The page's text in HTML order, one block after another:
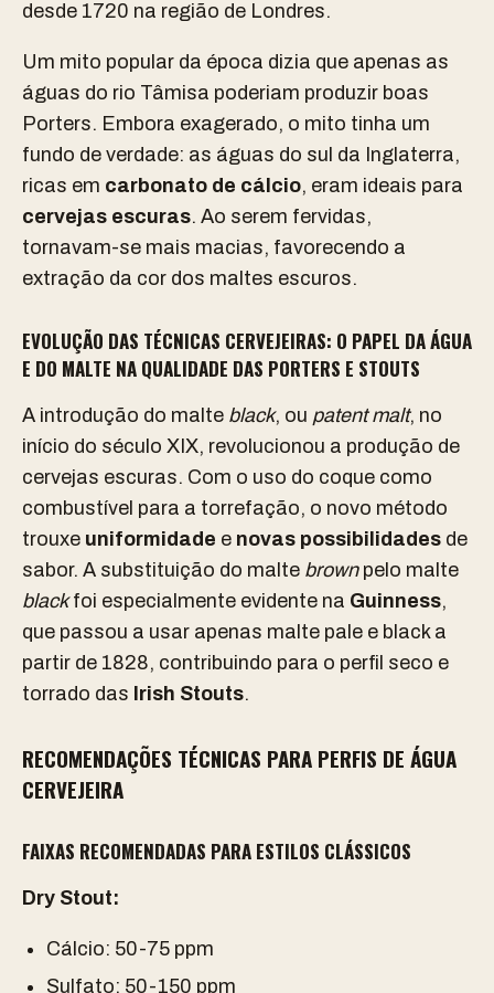
desde 1720 na região de Londres.
Um mito popular da época dizia que apenas as
águas do rio Tâmisa poderiam produzir boas
Porters. Embora exagerado, o mito tinha um
fundo de verdade: as águas do sul da Inglaterra,
ricas em carbonato de cálcio, eram ideais para
cervejas escuras. Ao serem fervidas,
tornavam-se mais macias, favorecendo a
extração da cor dos maltes escuros.
EVOLUÇÃO DAS TÉCNICAS CERVEJEIRAS: O PAPEL DA ÁGUA
E DO MALTE NA QUALIDADE DAS PORTERS E STOUTS
A introdução do malte black, ou patent malt, no
início do século XIX, revolucionou a produção de
cervejas escuras. Com o uso do coque como
combustível para a torrefação, o novo método
trouxe uniformidade e novas possibilidades de
sabor. A substituição do malte brown pelo malte
blackfoi especialmente evidente na Guinness,
que passou a usar apenas malte pale e black a
partir de 1828, contribuindo para o perfil seco e
torrado das Irish Stouts.
RECOMENDAÇÕES TÉCNICAS PARA PERFIS DE ÁGUA
CERVEJEIRA
FAIXAS RECOMENDADAS PARA ESTILOS CLÁSSICOS
Dry Stout:
Cálcio: 50-75 ppm
Sulfato: 50-150 ppm